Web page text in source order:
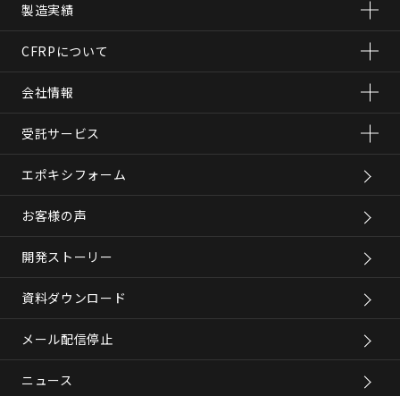
製造実績
CFRPについて
会社情報
受託サービス
エポキシフォーム
お客様の声
開発ストーリー
資料ダウンロード
メール配信停止
ニュース